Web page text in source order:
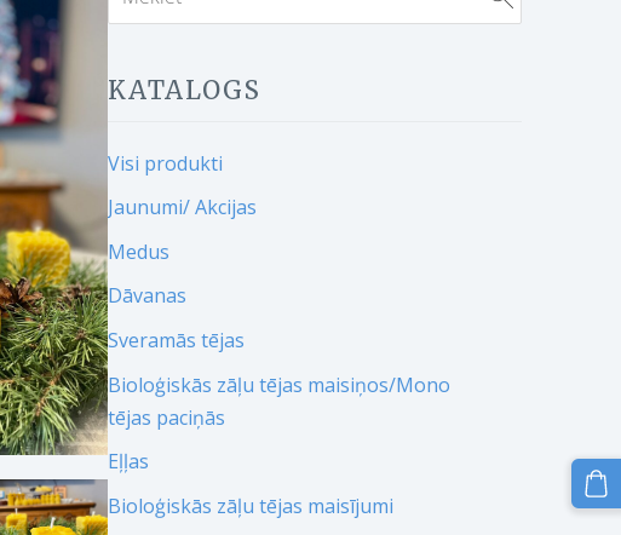
KATALOGS
Visi produkti
Jaunumi/ Akcijas
Medus
Dāvanas
Sveramās tējas
Bioloģiskās zāļu tējas maisiņos/Mono
tējas paciņās
Eļļas
Bioloģiskās zāļu tējas maisījumi